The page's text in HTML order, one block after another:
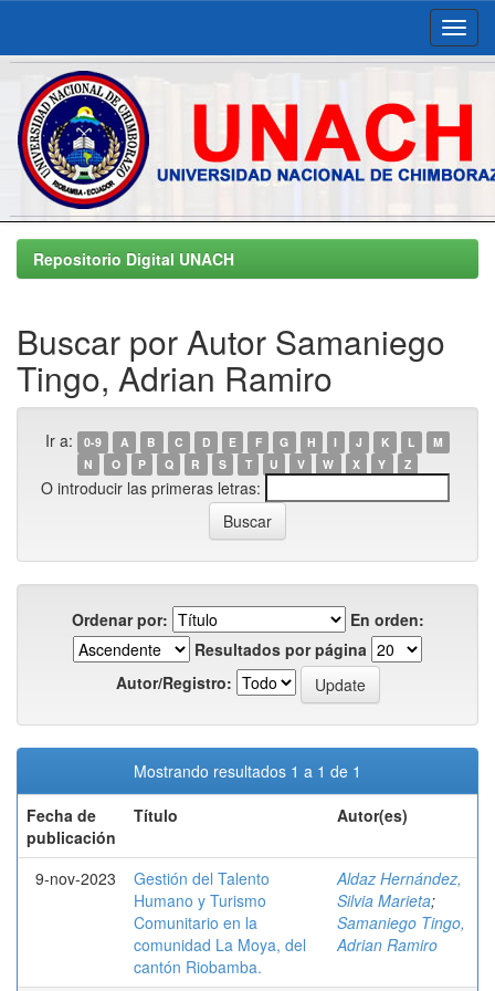
Skip
navigationRepositorio Digital UNACH
Buscar por Autor Samaniego
Tingo, Adrian Ramiro
Ir a: 0-9 A B C D E F G H I J K L
M
N
O P Q R S T U V W X Y Z
O introducir las primeras letras:
Ordenar por:
En orden:
Resultados por página
Autor/Registro:
Mostrando resultados 1 a 1 de 1
Fecha de
publicación
Título Autor(es)
9-nov-2023
Gestión del Talento
Humano y Turismo
Comunitario en la
comunidad La Moya, del
cantón Riobamba.
Aldaz Hernández,
Silvia Marieta;
Samaniego Tingo,
Adrian Ramiro